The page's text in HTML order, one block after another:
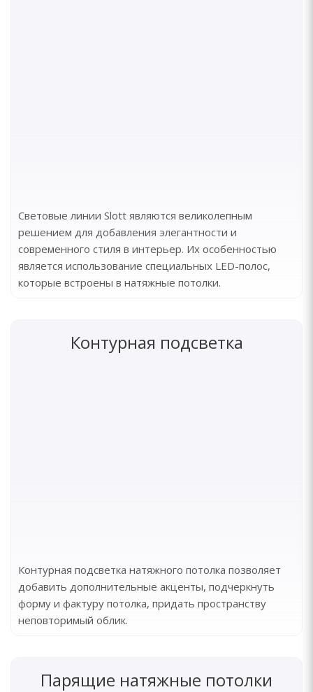
Световые линии Slott являются великолепным
решением для добавления элегантности и
современного стиля в интерьер. Их особенностью
является использование специальных LED-полос,
которые встроены в натяжные потолки.
Контурная подсветка
Контурная подсветка натяжного потолка позволяет
добавить дополнительные акценты, подчеркнуть
форму и фактуру потолка, придать пространству
неповторимый облик.
Парящие натяжные потолки